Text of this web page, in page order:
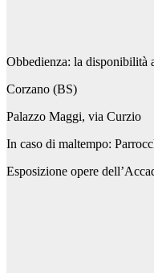
Obbedienza: la disponibilità
Corzano (BS)
Palazzo Maggi, via Curzio
In caso di maltempo:
Esposizione opere